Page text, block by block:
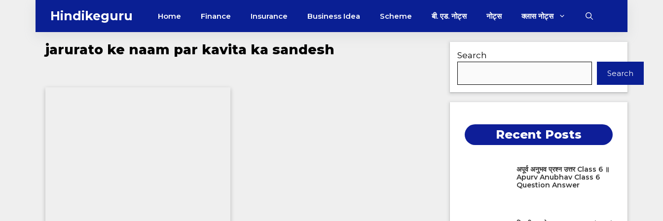
Hindikeguru Home Finance Insurance Business Idea Scheme बी. एड. नोट्स नोट्स क्लास नोट्स
jarurato ke naam par kavita ka sandesh Search
Search
Recent Posts
अपूर्व अनुभव प्रश्न उत्तर Class 6 ॥
Apurv Anubhav Class 6
Question Answer